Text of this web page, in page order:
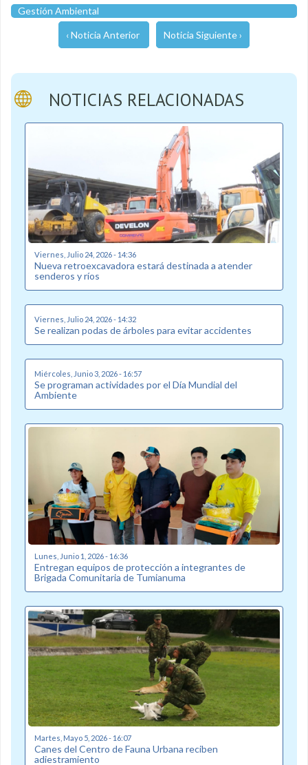
Gestión Ambiental
‹ Noticia Anterior Noticia Siguiente ›
NOTICIAS RELACIONADAS
Viernes, Julio 24, 2026 - 14:36
Nueva retroexcavadora estará destinada a atender
senderos y ríos
Viernes, Julio 24, 2026 - 14:32
Se realizan podas de árboles para evitar accidentes
Miércoles, Junio 3, 2026 - 16:57
Se programan actividades por el Día Mundial del
Ambiente
Lunes, Junio 1, 2026 - 16:36
Entregan equipos de protección a integrantes de
Brigada Comunitaria de Tumianuma
Martes, Mayo 5, 2026 - 16:07
Canes del Centro de Fauna Urbana reciben
adiestramiento